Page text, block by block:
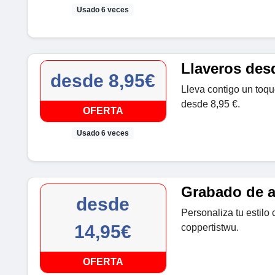
Usado 6 veces
desde 8,95€
OFERTA
Usado 6 veces
Llaveros
Lleva contigo un
desde 8,95 €.
desde
14,95€
OFERTA
Grabado de
Personaliza tu estilo
coppertistwu.